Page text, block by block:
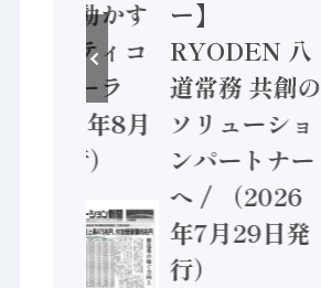
安全に動かす
セーフティコ
ントローラ
（2026年8月
5日発行）
ー】
RYODEN 八
道常務 共創の
ソリューショ
ンパートナー
へ / （2026
年7月29日発
行）